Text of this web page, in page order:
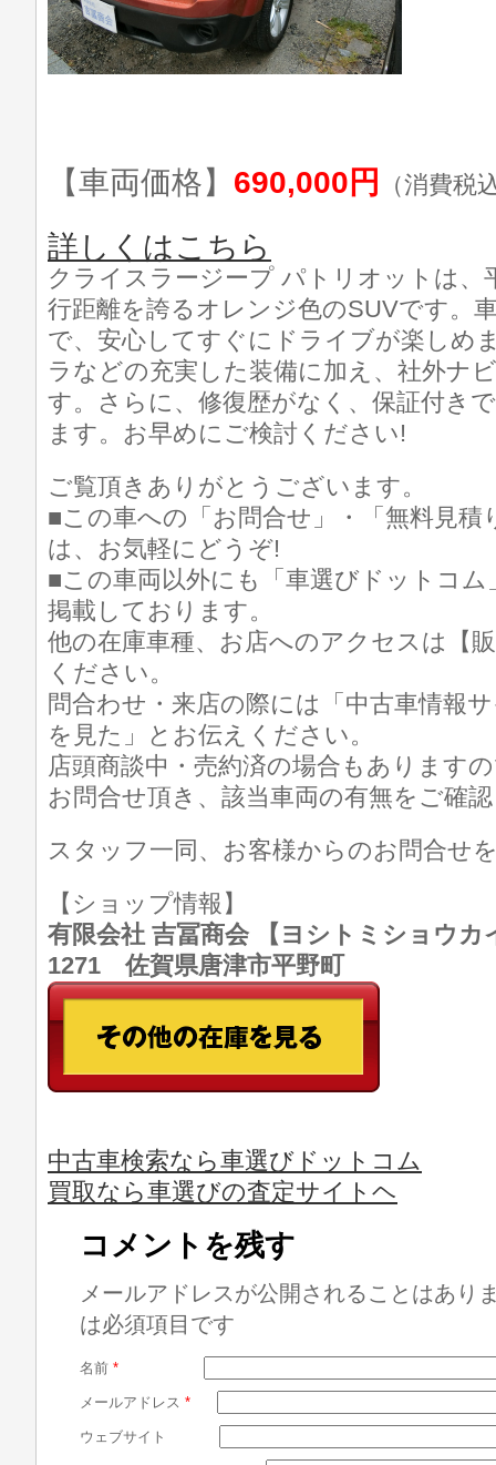
【車両価格】 690,000円 （消費税
詳しくはこちら
クライスラージープ パトリオットは、
行距離を誇るオレンジ色のSUVです。
で、安心してすぐにドライブが楽しめ
ラなどの充実した装備に加え、社外ナ
す。さらに、修復歴がなく、保証付き
ます。お早めにご検討ください!
ご覧頂きありがとうございます。
■この車への「お問合せ」・「無料見積
は、お気軽にどうぞ!
■この車両以外にも「車選びドットコ
掲載しております。
他の在庫車種、お店へのアクセスは【
ください。
問合わせ・来店の際には「中古車情報
を見た」とお伝えください。
店頭商談中・売約済の場合もあります
お問合せ頂き、該当車両の有無をご確
スタッフ一同、お客様からのお問合せ
【ショップ情報】
有限会社 吉冨商会 【ヨシトミショウ
1271 佐賀県唐津市平野町
中古車検索なら車選びドットコム
買取なら車選びの査定サイトヘ
コメントを残す
メールアドレスが公開されることはあり
は必須項目です
名前 *
メールアドレス *
ウェブサイト